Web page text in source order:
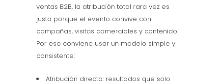
ventas B2B, la atribución total rara vez es
justa porque el evento convive con
campañas, visitas comerciales y contenido.
Por eso conviene usar un modelo simple y
consistente:
Atribución directa: resultados que solo